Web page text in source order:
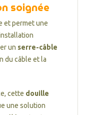
soignée
et permet une
un serre-câble
du câble et la
cette douille
une solution